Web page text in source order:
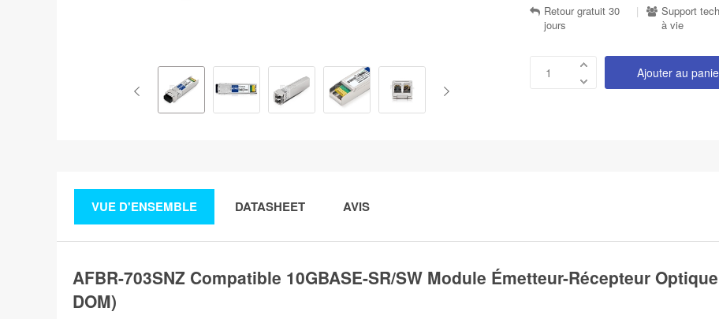
Retour gratuit 30
jours
|
Support
à vie
Ajouter au
VUE D'ENSEMBLE DATASHEET AVIS
AFBR-703SNZ Compatible 10GBASE-SR/SW Module Émetteur-Récepteur
DOM)